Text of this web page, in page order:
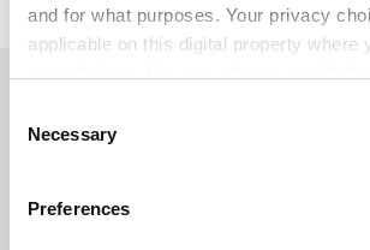
and for what purposes. Your privacy
applicable on this digital property where
the Privacy trigger icon.
Collect information about your
Selection
Necessary
Preferencescustomer-